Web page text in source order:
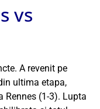
vs
A revenit pe
ultima etapa,
Rennes (1-3). Lupta